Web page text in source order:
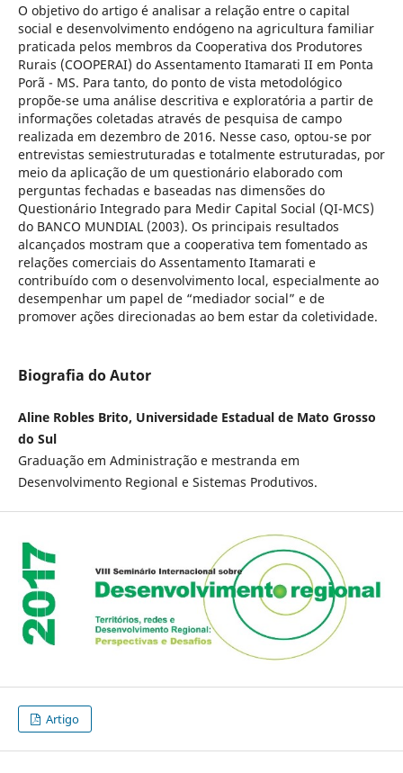
O objetivo do artigo é analisar a relação entre o capital
social e desenvolvimento endógeno na agricultura familiar
praticada pelos membros da Cooperativa dos Produtores
Rurais (COOPERAI) do Assentamento Itamarati II em Ponta
Porã - MS. Para tanto, do ponto de vista metodológico
propõe-se uma análise descritiva e exploratória a partir de
informações coletadas através de pesquisa de campo
realizada em dezembro de 2016. Nesse caso, optou-se por
entrevistas semiestruturadas e totalmente estruturadas, por
meio da aplicação de um questionário elaborado com
perguntas fechadas e baseadas nas dimensões do
Questionário Integrado para Medir Capital Social (QI-MCS)
do BANCO MUNDIAL (2003). Os principais resultados
alcançados mostram que a cooperativa tem fomentado as
relações comerciais do Assentamento Itamarati e
contribuído com o desenvolvimento local, especialmente ao
desempenhar um papel de “mediador social” e de
promover ações direcionadas ao bem estar da coletividade.
Biografia do Autor
Aline Robles Brito, Universidade Estadual de Mato Grosso
do Sul
Graduação em Administração e mestranda em
Desenvolvimento Regional e Sistemas Produtivos.
Artigo